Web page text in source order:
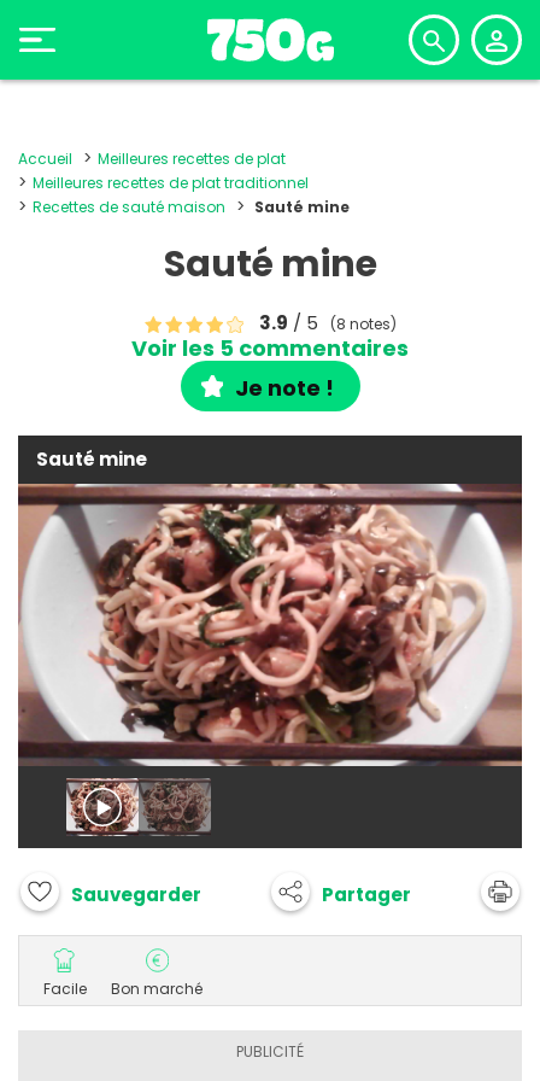
Accueil
Meilleures recettes de plat
Meilleures recettes de plat traditionnel
Recettes de sauté maison
Sauté mine
Sauté mine
3.9 / 5 (8 notes)
Voir les 5 commentaires
Je note !
Sauté mine
Sauvegarder Partager
Facile Bon marché